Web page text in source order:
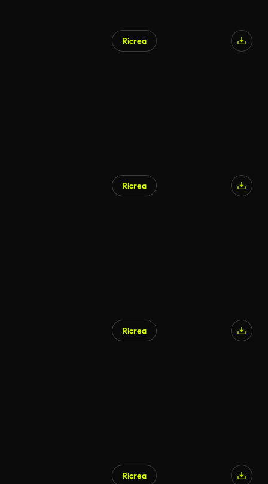
Ricrea
Ricrea
Ricrea
Ricrea